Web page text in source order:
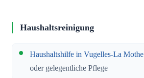
Haushaltsreinigung
Haushaltshilfe in Vugelles-La Mothe
oder gelegentliche Pflege